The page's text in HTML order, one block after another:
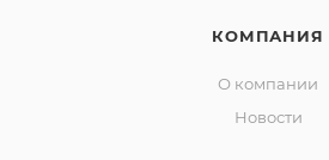
КОМПАНИЯ
О компании
Новости